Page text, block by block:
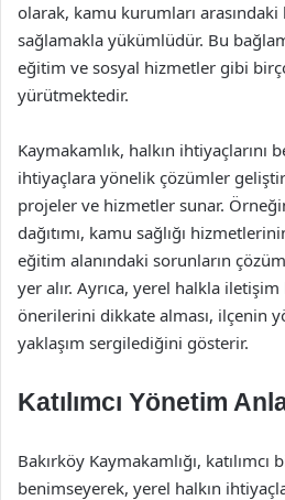
olarak, kamu kurumları
sağlamakla yükümlüdür. Bu
eğitim ve sosyal hizmetler gibi
yürütmektedir.
Kaymakamlık, halkın ihtiyaçlarını
ihtiyaçlara yönelik çözümler
projeler ve hizmetler sunar.
dağıtımı, kamu sağlığı
eğitim alanındaki sorunların
yer alır. Ayrıca, yerel halkla
önerilerini dikkate alması, ilçenin
yaklaşım sergilediğini gösterir.
Katılımcı Yönetim
Bakırköy Kaymakamlığı, katılımcı
benimseyerek, yerel halkın